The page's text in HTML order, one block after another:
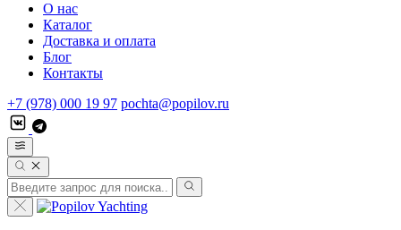
О нас
Каталог
Доставка и оплата
Блог
Контакты
+7 (978) 000 19 97 pochta@popilov.ru